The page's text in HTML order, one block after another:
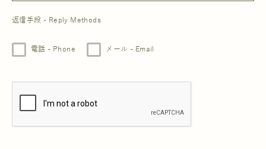
返信手段 - Reply Methods
電話 - Phone メール - Email